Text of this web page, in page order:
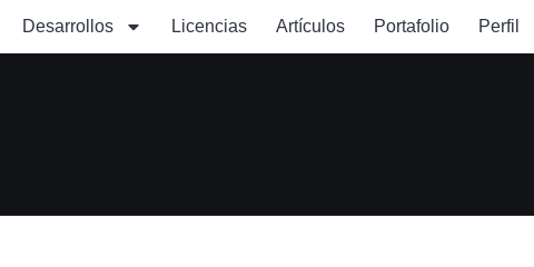
Desarrollos Licencias Artículos Portafolio Perfil